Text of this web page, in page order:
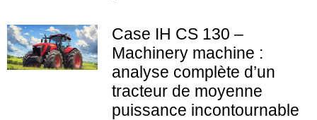
Case IH CS 130 –
Machinery machine :
analyse complète d’un
tracteur de moyenne
puissance incontournable